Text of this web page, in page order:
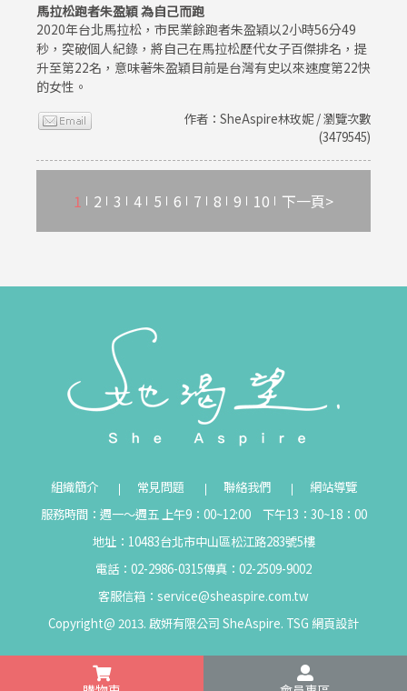
馬拉松跑者朱盈穎 為自己而跑
2020年台北馬拉松，市民業餘跑者朱盈穎以2小時56分49
秒，突破個人紀錄，將自己在馬拉松歷代女子百傑排名，提
升至第22名，意味著朱盈穎目前是台灣有史以來速度第22快
的女性。
作者：SheAspire林玫妮 / 瀏覽次數
(3479545)
1 2 3 4 5 6 7 8 9 10 下一頁>
組織簡介 常見問題 聯絡我們
網站導覽
服務時間：週一～週五 上午9：00~12:00 下午13：30~18：00
地址：10483台北市中山區松江路283號5樓
電話：02-2986-0315傳真：02-2509-9002
客服信箱： service@sheaspire.com.tw
Copyright@ 2013. 啟妍有限公司 SheAspire. TSG 網頁設計